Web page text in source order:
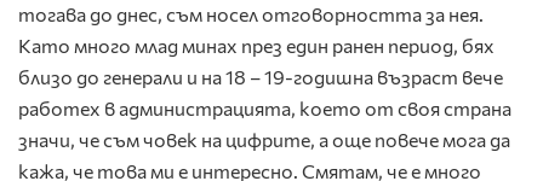
тогава до днес, съм носел отговорността за нея.
Като много млад минах през един ранен период, бях
близо до генерали и на 18 – 19-годишна възраст вече
работех в администрацията, което от своя страна
значи, че съм човек на цифрите, а още повече мога да
кажа, че това ми е интересно. Смятам, че е много